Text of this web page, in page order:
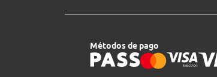
Métodos de pago